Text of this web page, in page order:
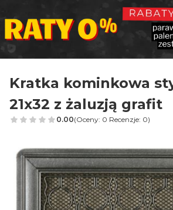
Kratka kominkowa
21x32 z żaluzją grafit
0.00(Oceny: 0 Recenzje: 0)